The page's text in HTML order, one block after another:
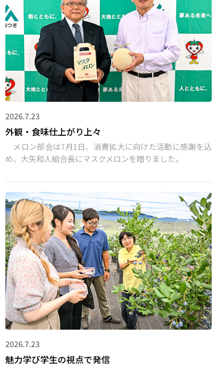
2026.7.23
外観・食味仕上がり上々
メロン部会は7月1日、消費拡大に向けた活動に感謝を込
め、大矢和人組合長にマスクメロンを贈りました。
2026.7.23
魅力学び学生の視点で発信